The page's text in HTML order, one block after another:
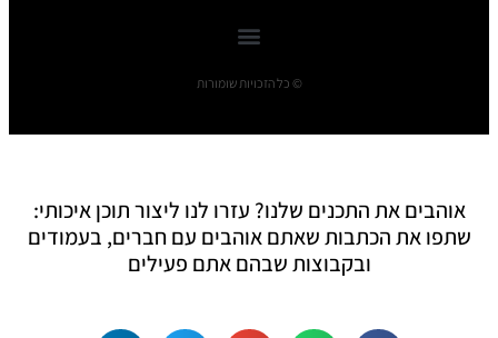
© כל הזכויות שומורות
אוהבים את התכנים שלנו? עזרו לנו ליצור תוכן איכותי:
שתפו את הכתבות שאתם אוהבים עם חברים, בעמודים
ובקבוצות שבהם אתם פעילים